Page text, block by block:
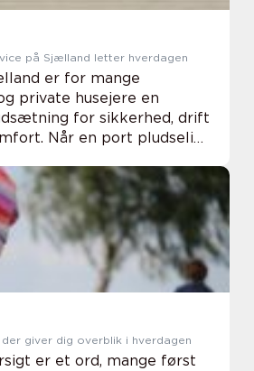
på Sjælland letter hverdagen
er for mange
private husejere en
for sikkerhed, drift
Når en port pludselig
giver dig overblik i hverdagen
er et ord, mange først